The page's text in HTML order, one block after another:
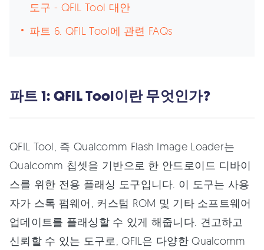
도구 - QFIL Tool 대안
파트 6. QFIL Tool에 관련 FAQs
파트 1: QFIL Tool이란 무엇인가?
QFIL Tool, 즉 Qualcomm Flash Image Loader는
Qualcomm 칩셋을 기반으로 한 안드로이드 디바이
스를 위한 전용 플래싱 도구입니다. 이 도구는 사용
자가 스톡 펌웨어, 커스텀 ROM 및 기타 소프트웨어
업데이트를 플래싱할 수 있게 해줍니다. 견고하고
신뢰할 수 있는 도구로, QFIL은 다양한 Qualcomm